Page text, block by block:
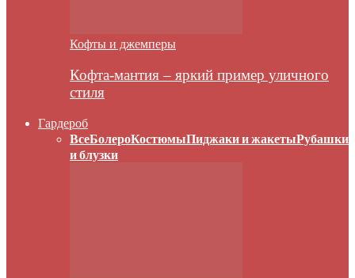
Кофты и джемперы
Кофта-мантия – яркий пример уличного
стиля
Гардероб
ВсеБолероКостюмыПиджаки и жакетыРубашки
и блузки